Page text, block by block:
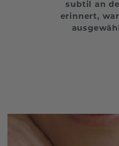
subtil an
erinnert,